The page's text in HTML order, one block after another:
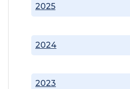
2023
2024
2025